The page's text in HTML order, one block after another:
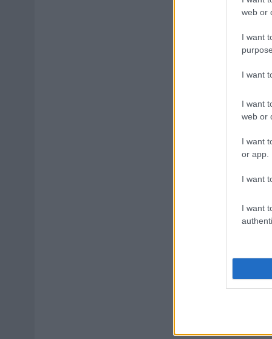
web or
I want
I want
I want
web or
I want
or app.
I want
I want